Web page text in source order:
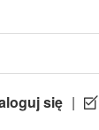
się |